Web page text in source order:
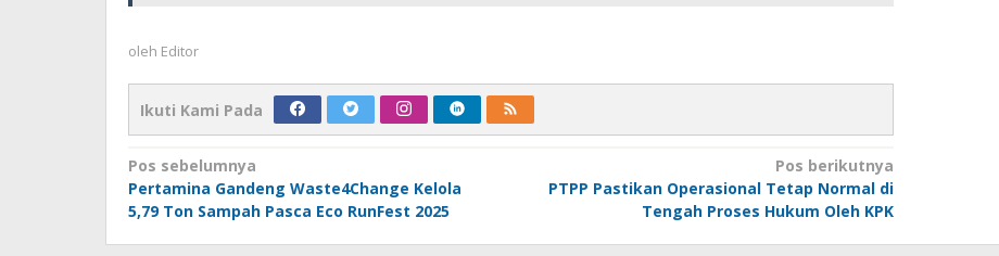
oleh Editor
Ikuti Kami Pada
Navigasi
pos
Pos sebelumnya
Pertamina Gandeng Waste4Change Kelola
5,79 Ton Sampah Pasca Eco RunFest 2025
Pos berikutnya
PTPP Pastikan Operasional Tetap Normal di
Tengah Proses Hukum Oleh KPK